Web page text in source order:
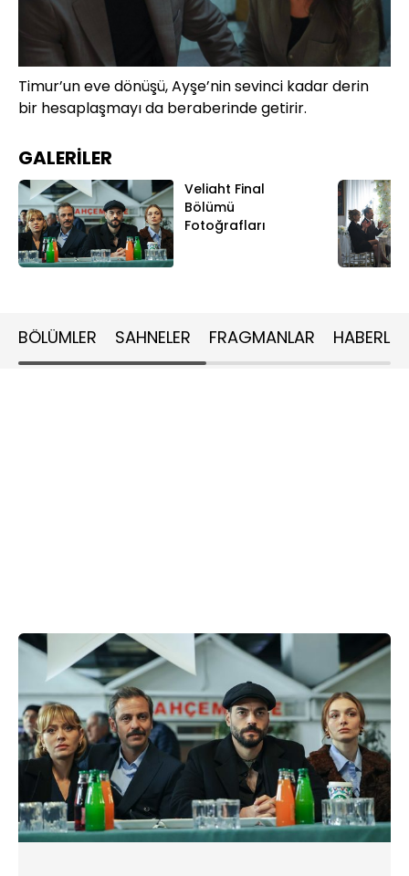
Timur’un eve dönüşü, Ayşe’nin sevinci kadar derin
bir hesaplaşmayı da beraberinde getirir.
GALERİLER
Veliaht Final
Bölümü
Fotoğrafları
BÖLÜMLER SAHNELER FRAGMANLAR HABERLER